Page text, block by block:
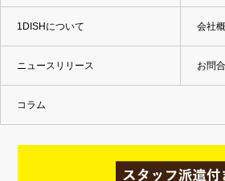
1DISHについて 会社
ニュースリリース お問
コラム